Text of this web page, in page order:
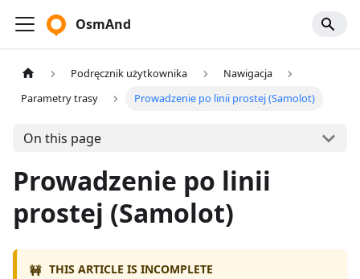
OsmAnd
Podręcznik użytkownika
Nawigacja
Parametry trasy
Prowadzenie po linii prostej (Samolot)
On this page
Prowadzenie po linii
prostej (Samolot)
🚧 THIS ARTICLE IS INCOMPLETE